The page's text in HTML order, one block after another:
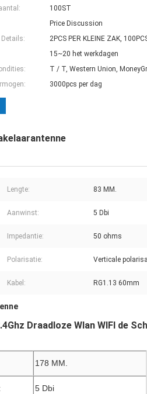
100ST
Price Discussion
2PCS PER KLEINE ZAK,
15~20 het werkdagen
T / T, Western Union,
3000pcs per dag
Lengte: 83 MM.
Aanwinst: 5 Dbi
Impedantie: 50 ohms
Polarisatie: Verticale
Kabel: RG1.13 60mm
Draadloze Wlan WIFI de
178 MM.
5 Dbi